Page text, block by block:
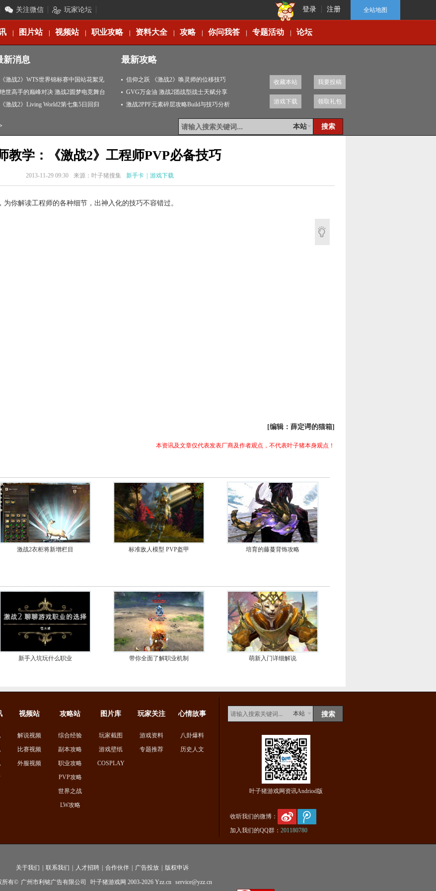
关注微信 玩家论坛 登录 注册 全站地图
图片站 视频站 职业攻略 资料大全 攻略 你问我答 专题活动 论坛
新消息
《激战2》WTS世界锦标赛中国站花絮见
闻
绝世高手的巅峰对决 激战2圆梦电竞舞台
《激战2》Living World2第七集5日回归
最新攻略
信仰之跃 《激战2》唤灵师的位移技巧
GVG万金油 激战2团战型战士天赋分享
激战2PPF元素碎层攻略Build与技巧分析
收藏本站 我要投稿
游戏下载 领取礼包
本站
教学：《激战2》工程师PVP必备技巧
2013-11-29 09:30 来源：叶子猪搜集 新手卡 游戏下载
你解读工程师的各种细节，出神入化的技巧不容错过。
[编辑：薛定谔的猫箱]
本资讯及文章仅代表发表厂商及作者观点，不代表叶子猪本身观点！
激战2衣柜将新增栏目 标准敌人模型 PVP盔甲 培育的藤蔓背饰攻略
新手入坑玩什么职业 带你全面了解职业机制 萌新入门详细解说
视频站
解说视频
比赛视频
外服视频
攻略站
综合经验
副本攻略
职业攻略
PVP攻略
世界之战
LW攻略
图片库
玩家截图
游戏壁纸
COSPLAY
玩家关注
游戏资料
专题推荐
心情故事
八卦爆料
历史人文
本站
叶子猪游戏网资讯Andriod版
收听我们的微博：
加入我们的QQ群： 201180780
关于我们 联系我们 人才招聘 合作伙伴 广告投放 版权申诉
所有© 广州市利铭广告有限公司 叶子猪游戏网 2003-2026 Yzz.cn service@yzz.cn